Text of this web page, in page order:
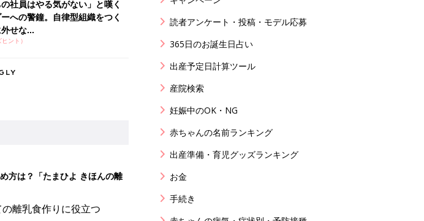
の社員はやる気がない」と嘆く
ーへの警鐘。自律型組織をつく
せな...
ント）
方は？「たまひよ きほんの離
離乳食作りに役立つ
読者アンケート・投稿・モデル応募
365日のお誕生日占い
出産予定日計算ツール
産院検索
妊娠中のOK・NG
赤ちゃんの名前ランキング
出産準備・育児グッズランキング
お金
手続き